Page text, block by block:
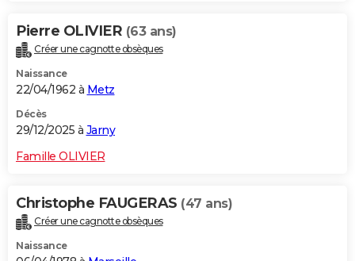
Pierre OLIVIER (63 ans)
Créer une cagnotte obsèques
Naissance
22/04/1962 à Metz
Décès
29/12/2025 à Jarny
Famille OLIVIER
Christophe FAUGERAS (47 ans)
Créer une cagnotte obsèques
Naissance